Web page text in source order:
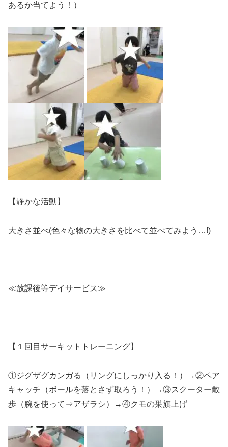
あるか当てよう！）
【静かな活動】
大きさ並べ(色々な物の大きさを比べて並べてみよう…!)
≪放課後等デイサービス≫
【１回目サーキットトレーニング】
①ジグザグカンガる（リングにしっかり入る！）→②ペア
キャッチ（ボールを落とさず取ろう！）→③スクーター散
歩（腕を使って⇒アザラシ）→④クモの巣旗上げ